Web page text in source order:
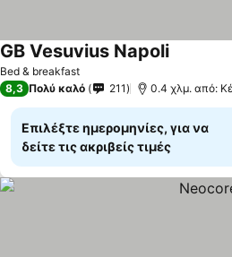
Bed & breakfast
GB Vesuvius Napoli
8,3 Πολύ καλό 211 0.4 χλμ. από:
Επιλέξτε ημερομηνίες, για να
δείτε τις ακριβείς τιμές